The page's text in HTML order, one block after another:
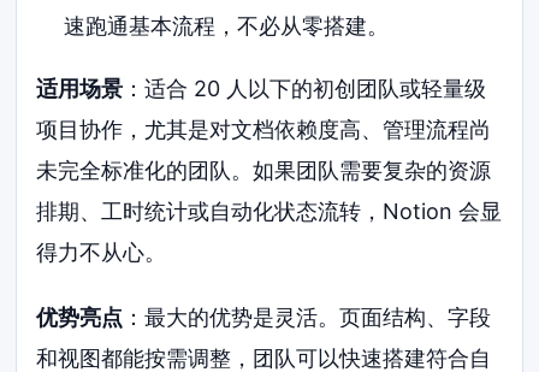
速跑通基本流程，不必从零搭建。
适用场景 ：适合 20 人以下的初创团队或轻量级
项目协作，尤其是对文档依赖度高、管理流程尚
未完全标准化的团队。如果团队需要复杂的资源
排期、工时统计或自动化状态流转，Notion 会显
得力不从心。
优势亮点 ：最大的优势是灵活。页面结构、字段
和视图都能按需调整，团队可以快速搭建符合自